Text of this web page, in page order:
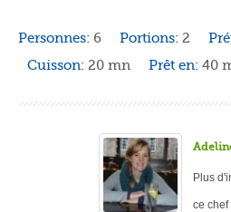
Personnes: 6 Portions: 2
Cuisson: 20 mn Prêt en: 40
Plus
ce chef